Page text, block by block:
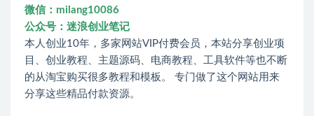
微信：milang10086
公众号：迷浪创业笔记
本人创业10年，多家网站VIP付费会员，本站分享创业项
目、创业教程、主题源码、电商教程、工具软件等也不断
的从淘宝购买很多教程和模板。 专门做了这个网站用来
分享这些精品付款资源。